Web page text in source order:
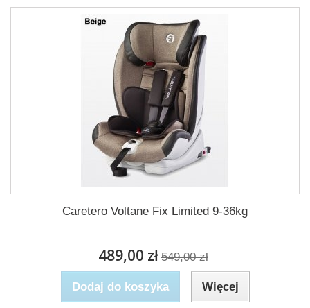
Caretero Voltane Fix Limited 9-36kg
489,00 zł 549,00 zł
Dodaj do koszyka Więcej